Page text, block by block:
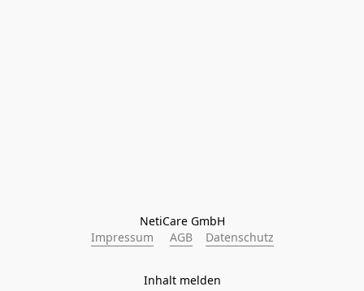
NetiCare GmbH
Impressum
AGB Datenschutz
Inhalt melden